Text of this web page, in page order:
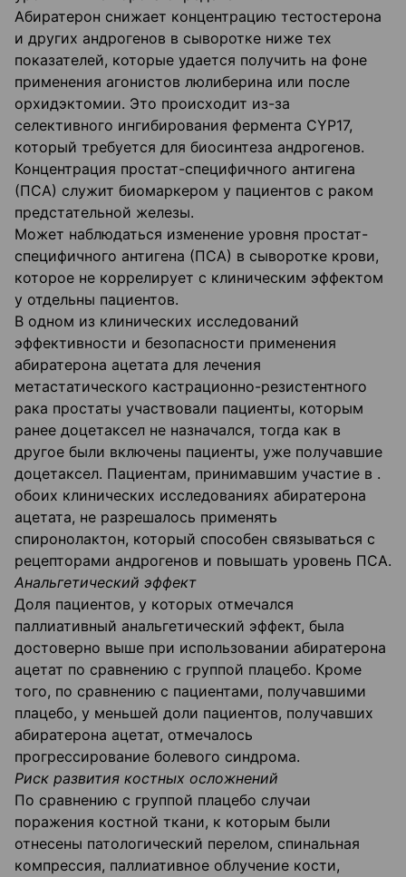
Абиратерон снижает концентрацию тестостерона
и других андрогенов в сыворотке ниже тех
показателей, которые удается получить на фоне
применения агонистов люлиберина или после
орхидэктомии. Это происходит из-за
селективного ингибирования фермента СYР17,
который требуется для биосинтеза андрогенов.
Концентрация простат-специфичного антигена
(ПСА) служит биомаркером у пациентов с раком
предстательной железы.
Может наблюдаться изменение уровня простат-
специфичного антигена (ПСА) в сыворотке крови,
которое не коррелирует с клиническим эффектом
у отдельны пациентов.
В одном из клинических исследований
эффективности и безопасности применения
абиратерона ацетата для лечения
метастатического кастрационно-резистентного
рака простаты участвовали пациенты, которым
ранее доцетаксел не назначался, тогда как в
другое были включены пациенты, уже получавшие
доцетаксел. Пациентам, принимавшим участие в .
обоих клинических исследованиях абиратерона
ацетата, не разрешалось применять
спиронолактон, который способен связываться с
рецепторами андрогенов и повышать уровень ПСА.
Анальгетический эффект
Доля пациентов, у которых отмечался
паллиативный анальгетический эффект, была
достоверно выше при использовании абиратерона
ацетат по сравнению с группой плацебо. Кроме
того, по сравнению с пациентами, получавшими
плацебо, у меньшей доли пациентов, получавших
абиратерона ацетат, отмечалось
прогрессирование болевого синдрома.
Риск развития костных осложнений
По сравнению с группой плацебо случаи
поражения костной ткани, к которым были
отнесены патологический перелом, спинальная
компрессия, паллиативное облучение кости,